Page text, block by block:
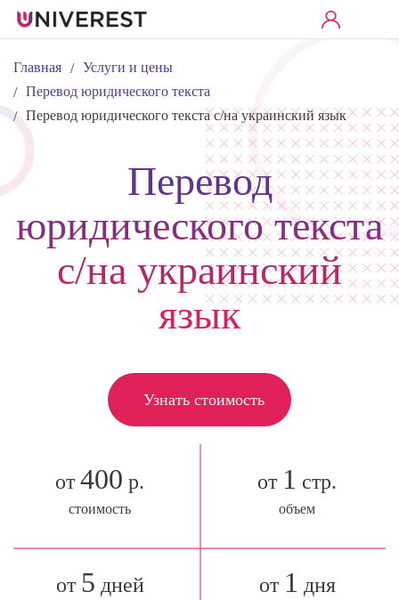
Главная / Услуги и цены
/ Перевод юридического текста
/ Перевод юридического текста с/на украинский язык
Перевод
юридического текста
с/на украинский
язык
Узнать стоимость
от400 р.
стоимость
от 1 стр.
объем
от 5 дней от 1 дня